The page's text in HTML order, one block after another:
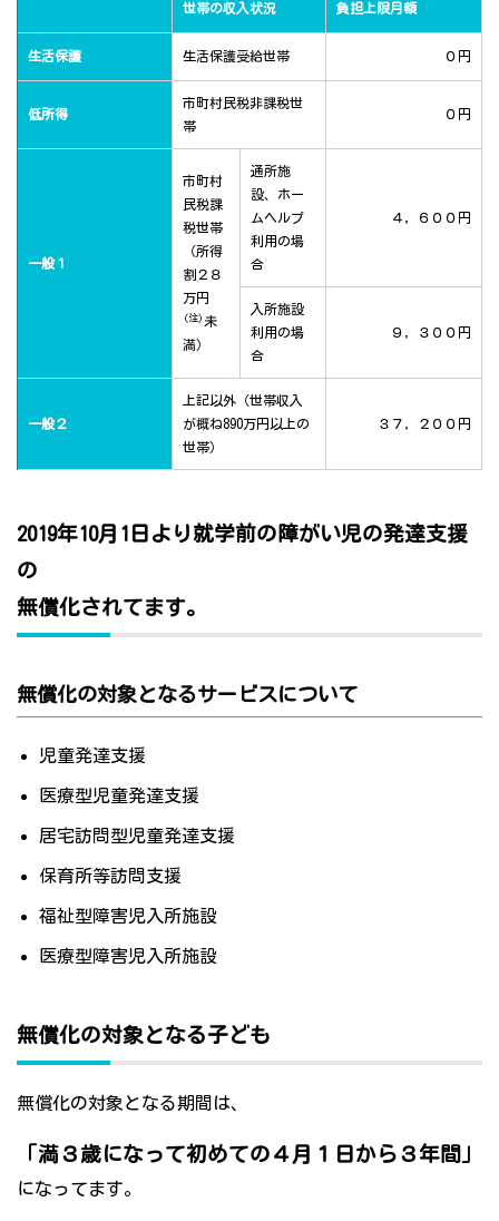
世帯の収入状況 負担上限月額
生活保護 生活保護受給世帯 ０円
低所得
市町村民税非課税世
帯
０円
一般１
市町村
民税課
税世帯
（所得
割２８
万円
(注) 未
満）
通所施
設、ホー
ムヘルプ
利用の場
合
４，６００円
入所施設
利用の場
合
９，３００円
一般２
上記以外（世帯収入
が概ね890万円以上の
世帯）
３７，２００円
2019年10月1日より就学前の障がい児の発達支援
の
無償化されてます。
無償化の対象となるサービスについて
児童発達支援
医療型児童発達支援
居宅訪問型児童発達支援
保育所等訪問支援
福祉型障害児入所施設
医療型障害児入所施設
無償化の対象となる子ども
無償化の対象となる期間は、
「満３歳になって初めての４月１日から３年間」
になってます。